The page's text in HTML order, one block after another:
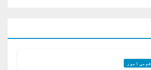
قومی امور